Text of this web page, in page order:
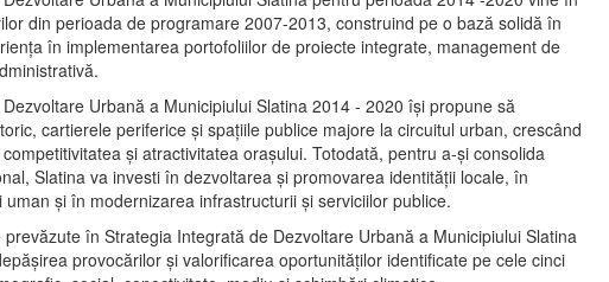
din perioada de programare 2007-2013, construind pe o bază solidă în
în implementarea portofoliilor de proiecte integrate, management de
Urbană a Municipiului Slatina 2014 - 2020 își propune să
cartierele periferice şi spaţiile publice majore la circuitul urban, crescând
şi atractivitatea oraşului. Totodată, pentru a-şi consolida
Slatina va investi în dezvoltarea şi promovarea identităţii locale, în
şi în modernizarea infrastructurii şi serviciilor publice.
în Strategia Integrată de Dezvoltare Urbană a Municipiului Slatina
provocărilor şi valorificarea oportunităţilor identificate pe cele cinci